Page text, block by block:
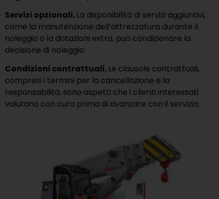
Servizi opzionali. La disponibilità di servizi aggiuntivi,
come la manutenzione dell’attrezzatura durante il
noleggio o la dotazioni extra, può condizionare la
decisione di noleggio.
Condizioni contrattuali. Le clausole contrattuali,
compresi i termini per la cancellazione e la
responsabilità, sono aspetti che i clienti interessati
valutano con cura prima di avanzare con il servizio.